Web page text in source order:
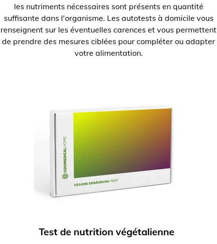
les nutriments nécessaires sont présents en quantité
suffisante dans l'organisme. Les autotests à domicile vous
renseignent sur les éventuelles carences et vous permettent
de prendre des mesures ciblées pour compléter ou adapter
votre alimentation.
Test de nutrition végétalienne